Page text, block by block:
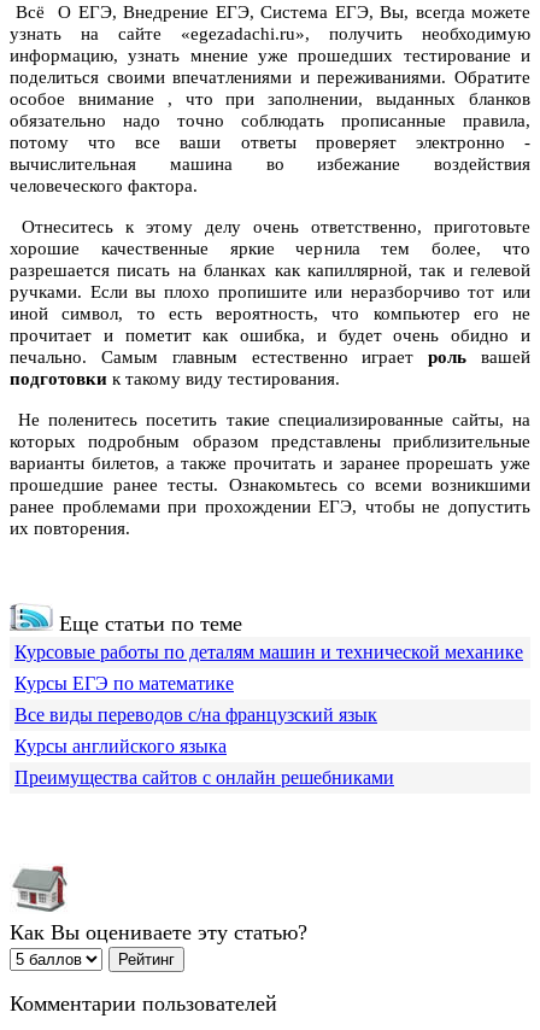
Всё О ЕГЭ, Внедрение ЕГЭ, Система ЕГЭ, Вы, всегда можете
узнать на сайте «egezadachi.ru», получить необходимую
информацию, узнать мнение уже прошедших тестирование и
поделиться своими впечатлениями и переживаниями. Обратите
особое внимание , что при заполнении, выданных бланков
обязательно надо точно соблюдать прописанные правила,
потому что все ваши ответы проверяет электронно -
вычислительная машина во избежание воздействия
человеческого фактора.
Отнеситесь к этому делу очень ответственно, приготовьте
хорошие качественные яркие чернила тем более, что
разрешается писать на бланках как капиллярной, так и гелевой
ручками. Если вы плохо пропишите или неразборчиво тот или
иной символ, то есть вероятность, что компьютер его не
прочитает и пометит как ошибка, и будет очень обидно и
печально. Самым главным естественно играетроль вашей
подготовки к такому виду тестирования.
Не поленитесь посетить такие специализированные сайты, на
которых подробным образом представлены приблизительные
варианты билетов, а также прочитать и заранее прорешать уже
прошедшие ранее тесты. Ознакомьтесь со всеми возникшими
ранее проблемами при прохождении ЕГЭ, чтобы не допустить
их повторения.
Еще статьи по теме
Курсовые работы по деталям машин и технической механике
Курсы ЕГЭ по математике
Все виды переводов с/на французский язык
Курсы английского языка
Преимущества сайтов с онлайн решебниками
Как Вы оцениваете эту статью?
Комментарии пользователей